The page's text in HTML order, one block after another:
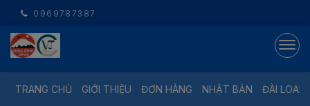
0969787387
TRANG CHỦ GIỚI THIỆU ĐƠN HÀNG NHẬT BẢN ĐÀI LOAN